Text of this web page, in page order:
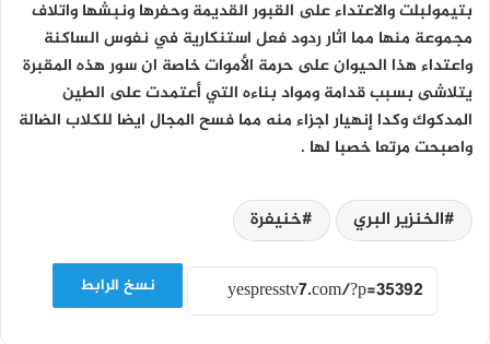
بتيمولبلت والاعتداء على القبور القديمة وحفرها ونبشها واتلاف
مجموعة منها مما اثار ردود فعل استنكارية في نفوس الساكنة
واعتداء هذا الحيوان على حرمة الأموات خاصة ان سور هذه المقبرة
يتلاشى بسبب قدامة ومواد بناءه التي أعتمدت على الطين
المدكوك وكدا إنهيار اجزاء منه مما فسح المجال ايضا للكلاب الضالة
واصبحت مرتعا خصبا لها .
الخنزير البري خنيفرة
نسخ الرابط